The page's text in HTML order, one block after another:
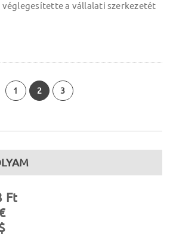
véglegesítette a vállalati szerkezetét
1 2 3
Ft